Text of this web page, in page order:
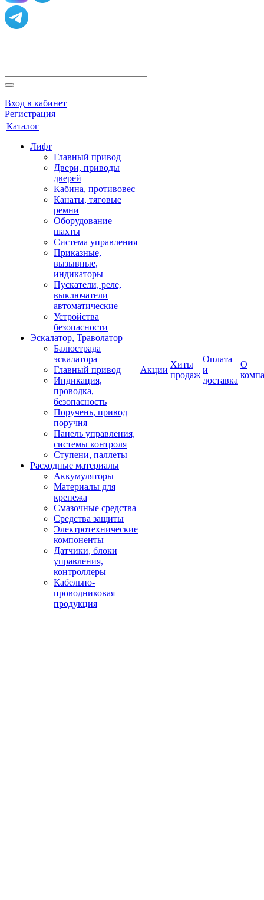
Вход в кабинет
Регистрация
Каталог
Лифт
Главный привод
Двери, приводы
дверей
Кабина, противовес
Канаты, тяговые
ремни
Оборудование
шахты
Система управления
Приказные,
вызывные,
индикаторы
Пускатели, реле,
выключатели
автоматические
Устройства
безопасности
Эскалатор, Траволатор
Балюстрада
эскалатора
Главный привод
Индикация,
проводка,
безопасность
Поручень, привод
поручня
Панель управления,
системы контроля
Ступени, паллеты
Расходные материалы
Аккумуляторы
Материалы для
крепежа
Смазочные средства
Средства защиты
Электротехнические
компоненты
Датчики, блоки
управления,
контроллеры
Кабельно-
проводниковая
продукция
Акции
Хиты
продаж
Оплата
и
доставка
О